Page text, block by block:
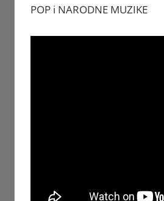
POP i NARODNE MUZIKE